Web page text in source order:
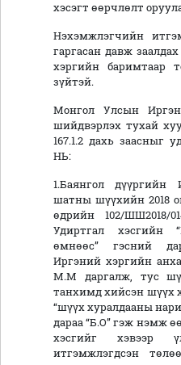
хэсэгт өөрчлөлт
Нэхэмжлэгчийн
гаргасан давж
хэргийн баримтаар
зүйтэй.
Монгол Улсын
шийдвэрлэх тухай
167.1.2 дахь заасныг
НЬ:
1.Баянгол
шатны шүүхийн 2018
өдрийн 102/ШШ2018/
Удиртгал хэсгийн
өмнөөс” гэсний
Иргэний хэргийн
М.М даргалж, тус
танхимд хийсэн шүүх
“шүүх хуралдааны
дараа “Б.О” гэж нэмж
хэсгийг хэвээр
итгэмжлэгдсэн